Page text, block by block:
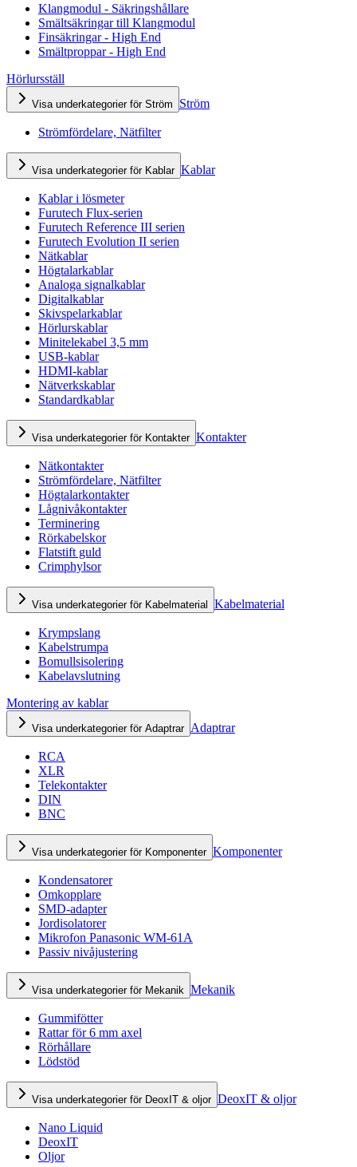
Klangmodul - Säkringshållare
Smältsäkringar till Klangmodul
Finsäkringar - High End
Smältproppar - High End
Hörlursställ
Visa underkategorier för Ström Ström
Strömfördelare, Nätfilter
Visa underkategorier för Kablar Kablar
Kablar i lösmeter
Furutech Flux-serien
Furutech Reference III serien
Furutech Evolution II serien
Nätkablar
Högtalarkablar
Analoga signalkablar
Digitalkablar
Skivspelarkablar
Hörlurskablar
Minitelekabel 3,5 mm
USB-kablar
HDMI-kablar
Nätverkskablar
Standardkablar
Visa underkategorier för Kontakter Kontakter
Nätkontakter
Strömfördelare, Nätfilter
Högtalarkontakter
Lågnivåkontakter
Terminering
Rörkabelskor
Flatstift guld
Crimphylsor
Visa underkategorier för Kabelmaterial Kabelmaterial
Krympslang
Kabelstrumpa
Bomullsisolering
Kabelavslutning
Montering av kablar
Visa underkategorier för Adaptrar Adaptrar
RCA
XLR
Telekontakter
DIN
BNC
Visa underkategorier för Komponenter Komponenter
Kondensatorer
Omkopplare
SMD-adapter
Jordisolatorer
Mikrofon Panasonic WM-61A
Passiv nivåjustering
Visa underkategorier för Mekanik Mekanik
Gummifötter
Rattar för 6 mm axel
Rörhållare
Lödstöd
Visa underkategorier för DeoxIT & oljor DeoxIT & oljor
Nano Liquid
DeoxIT
Oljor